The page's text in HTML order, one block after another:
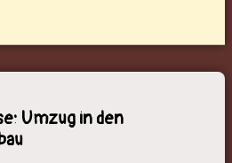
Umzug in den